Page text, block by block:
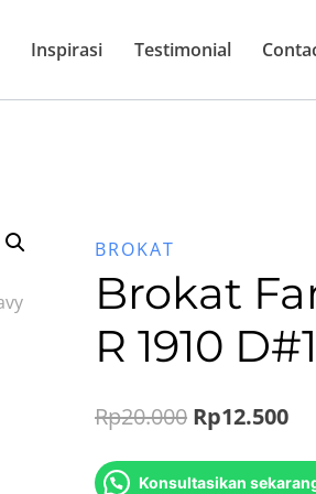
Inspirasi Testimonial
BROKAT
Brokat
R 1910
Rp20.000 Original
price
Rp12.500
Konsultasikan